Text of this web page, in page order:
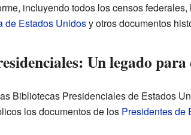
incluyendo todos los censos
de Estados Unidosy otros documentos
Un legado
Bibliotecas Presidenciales de Estados
los documentos de los Presidentes de